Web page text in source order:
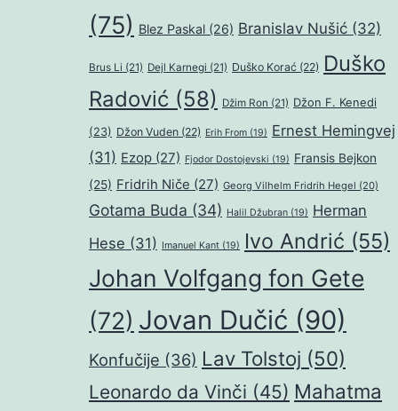
(75) Blez Paskal (26) Branislav Nušić (32)
Brus Li (21) Dejl Karnegi (21) Duško Korać (22) Duško
Radović (58) Džim Ron (21) Džon F. Kenedi
(23) Džon Vuden (22) Erih From (19) Ernest Hemingvej
(31) Ezop (27) Fjodor Dostojevski (19) Fransis Bejkon
(25) Fridrih Niče (27) Georg Vilhelm Fridrih Hegel (20)
Gotama Buda (34) Halil Džubran (19) Herman
Hese (31) Imanuel Kant (19) Ivo Andrić (55)
Johan Volfgang fon Gete
(72) Jovan Dučić (90)
Konfučije (36) Lav Tolstoj (50)
Leonardo da Vinči (45) Mahatma